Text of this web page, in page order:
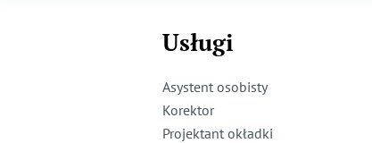
Usługi
Asystent osobisty
Korektor
Projektant okładki